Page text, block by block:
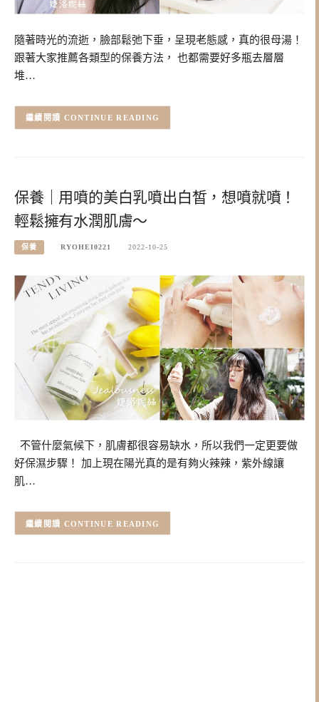
隨著時光的流逝，臉部鬆弛下垂，呈現老態感，真的很母湯！
跟著大家推薦各類型的保養方法， 也都需要好多瓶去層層
堆…
CONTINUE READING
保養｜用噴的美白乳噴出白皙，想噴就噴！
輕鬆擁有水潤肌膚～
保養 RYOHEI0221 2022-10-25
不管什麼氣候下，肌膚都很容易缺水，所以我們一定更要做
好保濕步驟！ 加上現在陽光真的是有夠火辣辣，紫外線讓
肌…
CONTINUE READING